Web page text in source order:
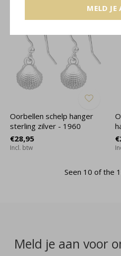
MELD JE
Oorbellen schelp hanger
sterling zilver - 1960
€28,95
Incl. btw
Seen 10 of the
Meld je aan voor